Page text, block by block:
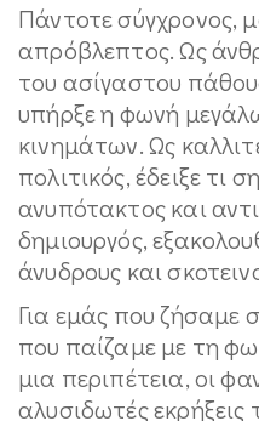
Πάντοτε σύγχρονος,
απρόβλεπτος. Ως
του ασίγαστου
υπήρξε η φωνή
κινημάτων. Ως
πολιτικός, έδειξε τι
ανυπότακτος και
δημιουργός,
άνυδρους και
Για εμάς που ζήσαμε
που παίζαμε με τη
μια περιπέτεια, οι
αλυσιδωτές εκρήξεις